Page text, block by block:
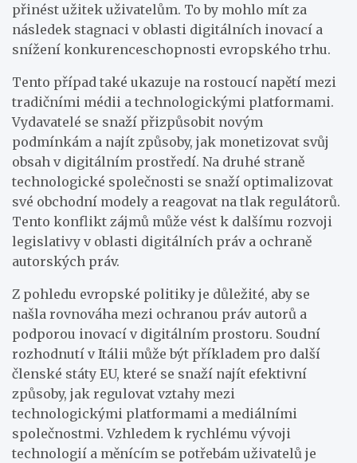
přinést užitek uživatelům. To by mohlo mít za
následek stagnaci v oblasti digitálních inovací a
snížení konkurenceschopnosti evropského trhu.
Tento případ také ukazuje na rostoucí napětí mezi
tradičními médii a technologickými platformami.
Vydavatelé se snaží přizpůsobit novým
podmínkám a najít způsoby, jak monetizovat svůj
obsah v digitálním prostředí. Na druhé straně
technologické společnosti se snaží optimalizovat
své obchodní modely a reagovat na tlak regulátorů.
Tento konflikt zájmů může vést k dalšímu rozvoji
legislativy v oblasti digitálních práv a ochraně
autorských práv.
Z pohledu evropské politiky je důležité, aby se
našla rovnováha mezi ochranou práv autorů a
podporou inovací v digitálním prostoru. Soudní
rozhodnutí v Itálii může být příkladem pro další
členské státy EU, které se snaží najít efektivní
způsoby, jak regulovat vztahy mezi
technologickými platformami a mediálními
společnostmi. Vzhledem k rychlému vývoji
technologií a měnícím se potřebám uživatelů je